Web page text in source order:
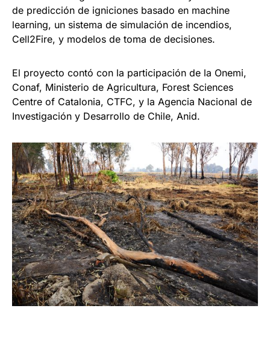
de predicción de igniciones basado en machine
learning, un sistema de simulación de incendios,
Cell2Fire, y modelos de toma de decisiones.
El proyecto contó con la participación de la Onemi,
Conaf, Ministerio de Agricultura, Forest Sciences
Centre of Catalonia, CTFC, y la Agencia Nacional de
Investigación y Desarrollo de Chile, Anid.